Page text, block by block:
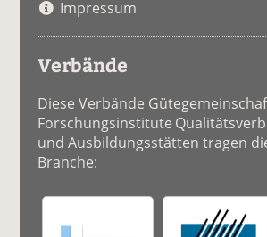
Impressum
Verbände
Diese Verbände
Forschungsinstitute
und Ausbildungsstätten tragen
Branche: